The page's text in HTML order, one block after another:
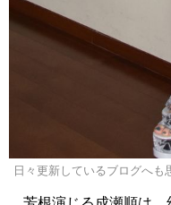
日々更新しているブログへ